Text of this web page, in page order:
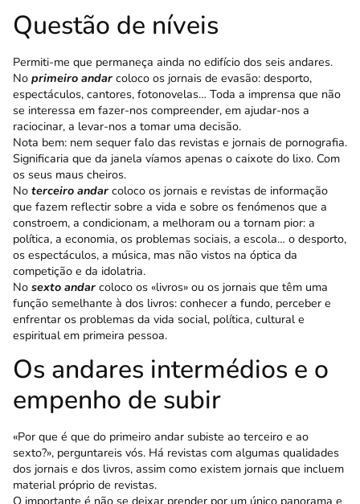
Questão de níveis
Permiti-me que permaneça ainda no edifício dos seis andares.
No primeiro andar coloco os jornais de evasão: desporto,
espectáculos, cantores, fotono­velas… Toda a imprensa que não
se interessa em fazer-nos compreender, em ajudar-nos a
raciocinar, a levar-nos a tomar uma decisão.
Nota bem: nem sequer falo das revistas e jor­nais de pornografia.
Significaria que da janela víamos apenas o caixote do lixo. Com
os seus maus cheiros.
No terceiro andar coloco os jornais e revistas de informação
que fazem reflectir sobre a vida e sobre os fenómenos que a
constroem, a condicionam, a melhoram ou a tornam pior: a
política, a econo­mia, os problemas sociais, a escola… o desporto,
os espectáculos, a música, mas não vistos na óptica da
competição e da idolatria.
No sexto andar coloco os «livros» ou os jornais que têm uma
função semelhante à dos livros: conhecer a fundo, perceber e
enfrentar os problemas da vida social, política, cultural e
espiritual em primeira pessoa.
Os andares intermédios e o
empenho de subir
«Por que é que do primeiro andar subiste ao terceiro e ao
sexto?», perguntareis vós. Há revistas com algumas qualidades
dos jornais e dos livros, assim como existem jornais que incluem
material próprio de revistas.
O importante é não se deixar prender por um único panorama e